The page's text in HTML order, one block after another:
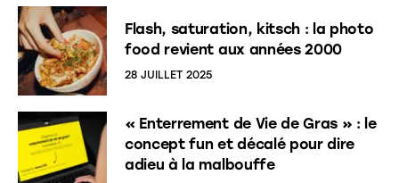
Flash, saturation, kitsch : la photo
food revient aux années 2000
28 JUILLET 2025
« Enterrement de Vie de Gras » : le
concept fun et décalé pour dire
adieu à la malbouffe